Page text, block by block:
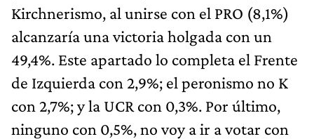
Kirchnerismo, al unirse con el PRO (8,1%)
alcanzaría una victoria holgada con un
49,4%. Este apartado lo completa el Frente
de Izquierda con 2,9%; el peronismo no K
con 2,7%; y la UCR con 0,3%. Por último,
ninguno con 0,5%, no voy a ir a votar con